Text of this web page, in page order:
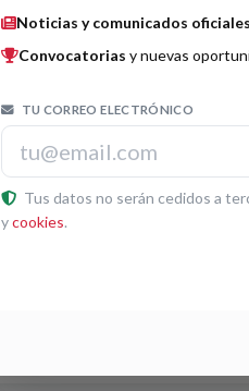
Acta del jurado —
Documento oficial del Congreso
Previsualizar Descargar
Noticias y comunicados oficiales
Convocatorias y nuevas
TU CORREO ELECTRÓNICO
Tus datos no serán cedidos a
ycookies.